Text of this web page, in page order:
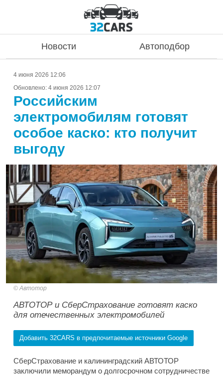
Новости Автоподбор
4 июня 2026 12:06
Обновлено: 4 июня 2026 12:07
Российским
электромобилям готовят
особое каско: кто получит
выгоду
Автотор
АВТОТОР и СберСтрахование готовят каско
для отечественных электромобилей
Добавить 32CARS в предпочитаемые источники Google
СберСтрахование и калининградский АВТОТОР
заключили меморандум о долгосрочном сотрудничестве